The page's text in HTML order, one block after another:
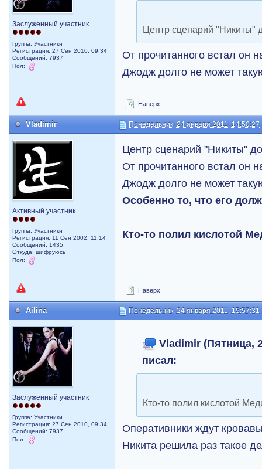
Заслуженный участник
Группа: Участники
Регистрация: 27 Сен 2010, 09:34
Сообщений: 7937
Пол:
Центр сценарий "Никиты"
От прочитанного встал он
Джодж долго не может
Наверх
Vladimir Понедельник, 24 января 2011, 14:50:27
Активный участник
Группа: Участники
Регистрация: 11 Сен 2002, 11:14
Сообщений: 1435
Откуда: шифруюсь
Пол:
Центр сценарий "Никиты"
От прочитанного встал он
Джодж долго не может
Особенно то, что его
Кто-то полил кислотой
Наверх
Ailina Понедельник, 24 января 2011, 15:57:31
Заслуженный участник
Группа: Участники
Регистрация: 27 Сен 2010, 09:34
Сообщений: 7937
Пол:
Vladimir (Пятница,
писал:
Кто-то полил кислотой
Оперативники ждут
Никита решила раз такое